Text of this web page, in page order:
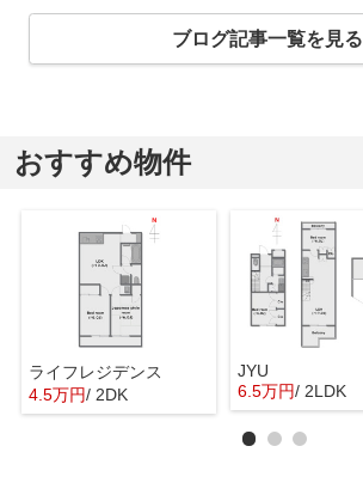
ブログ記事一覧を見る
おすすめ物件
ライフレジデンス
4.5万円/ 2DK
JYU
6.5万円/ 2LDK